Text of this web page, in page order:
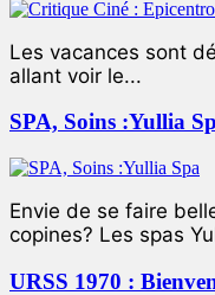
Les vacances sont
allant voir le...
SPA, Soins :Yullia
Envie de se faire
copines? Les spas
URSS 1970 :